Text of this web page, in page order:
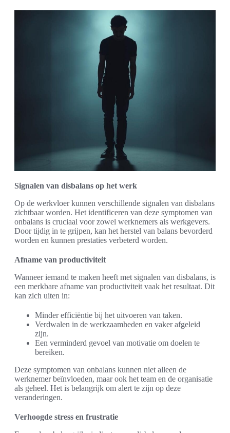
Signalen van disbalans op het werk
Op de werkvloer kunnen verschillende signalen van disbalans
zichtbaar worden. Het identificeren van deze symptomen van
onbalans is cruciaal voor zowel werknemers als werkgevers.
Door tijdig in te grijpen, kan het herstel van balans bevorderd
worden en kunnen prestaties verbeterd worden.
Afname van productiviteit
Wanneer iemand te maken heeft met signalen van disbalans, is
een merkbare afname van productiviteit vaak het resultaat. Dit
kan zich uiten in:
Minder efficiëntie bij het uitvoeren van taken.
Verdwalen in de werkzaamheden en vaker afgeleid
zijn.
Een verminderd gevoel van motivatie om doelen te
bereiken.
Deze symptomen van onbalans kunnen niet alleen de
werknemer beïnvloeden, maar ook het team en de organisatie
als geheel. Het is belangrijk om alert te zijn op deze
veranderingen.
Verhoogde stress en frustratie